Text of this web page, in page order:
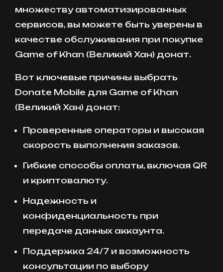
множеству автоматизированных
сервисов, вы можете быть уверены в
качестве обслуживания при покупке
Game of Khan (Великий Хан) донат.
Вот ключевые причины выбрать
Donate Mobile для Game of Khan
(Великий Хан) донат:
Проверенные операторы и высокая
скорость выполнения заказов.
Гибкие способы оплаты, включая QR
и криптовалюту.
Надежность и
конфиденциальность при
передаче данных аккаунта.
Поддержка 24/7 и возможность
консультации по выбору